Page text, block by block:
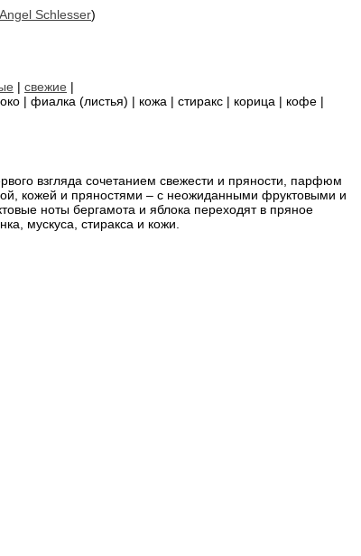
Schlesser)
| свежие |
| фиалка (листья) | кожа | стиракс | корица | кофе |
взгляда сочетанием свежести и пряности, парфюм
кожей и пряностями – с неожиданными фруктовыми и
ноты бергамота и яблока переходят в пряное
мускуса, стиракса и кожи.